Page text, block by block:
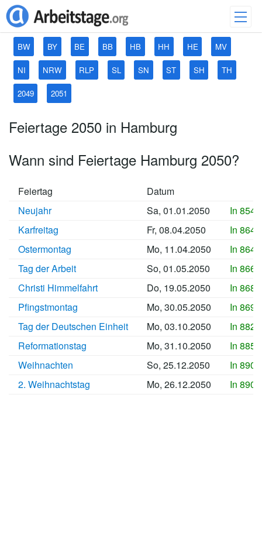
BW BY BE BB HB HH HE MV
NI NRW RLP SL SN ST SH TH
2049 2051
Feiertage 2050 in Hamburg
Wann sind Feiertage Hamburg 2050?
Feiertag
Datum
Neujahr
Sa, 01.01.2050
In
Karfreitag
Fr, 08.04.2050
In
Ostermontag
Mo, 11.04.2050
In
Tag der Arbeit
So, 01.05.2050
In
Christi Himmelfahrt
Do, 19.05.2050
In
Pfingstmontag
Mo, 30.05.2050
In
Tag der Deutschen Einheit
Mo, 03.10.2050
In
Reformationstag
Mo, 31.10.2050
In
Weihnachten
So, 25.12.2050
In
2. Weihnachtstag
Mo, 26.12.2050 In